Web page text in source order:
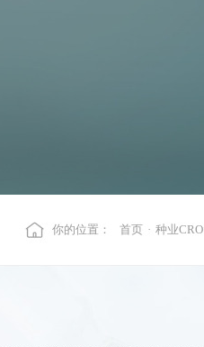
你的位置： 首页 · 种业CRO